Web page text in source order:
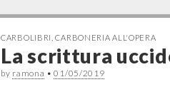
CARBOLIBRI ,CARBONERIA ALL'OPERA
La scrittura
by ramona •01/05/2019